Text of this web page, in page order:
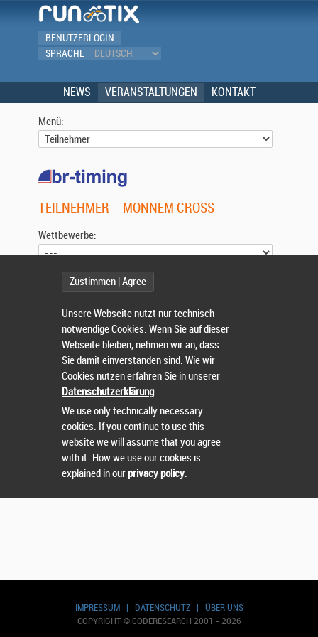
BENUTZERLOGIN
SPRACHE
NEWS VERANSTALTUNGEN KONTAKT
Menü:
TEILNEHMER – MONNEM CROSS
IMPRESSUM| DATENSCHUTZ| ÜBER UNS
COPYRIGHT © CODERESEARCH 2001 - 2026
Wettbewerbe:
Wählen Sie einen Wettbewerb.
Suchen
Zustimmen | Agree
Unsere Webseite nutzt nur technisch
notwendige Cookies. Wenn Sie auf dieser
Webseite bleiben, nehmen wir an, dass
Sie damit einverstanden sind. Wie wir
Cookies nutzen erfahren Sie in unserer
Datenschutzerklärung.
We use only technically necessary
cookies. If you continue to use this
website we will assume that you agree
with it. How we use our cookies is
explained in ourprivacy policy.